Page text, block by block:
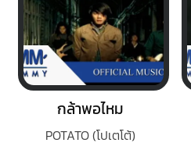
กล้าพอไหม
POTATO (โปเตโต้)